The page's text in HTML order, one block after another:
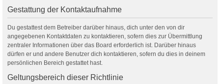
Gestattung der Kontaktaufnahme
Du gestattest dem Betreiber darüber hinaus, dich unter den von dir
angegebenen Kontaktdaten zu kontaktieren, sofern dies zur Übermittlung
zentraler Informationen über das Board erforderlich ist. Darüber hinaus
dürfen er und andere Benutzer dich kontaktieren, sofern du dies in deinem
persönlichen Bereich gestattet hast.
Geltungsbereich dieser Richtlinie